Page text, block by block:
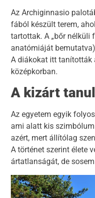
Az Archiginnasio
fából készült terem,
tartottak. A „bőr nélküli
anatómiáját
A diákokat itt tanították
középkorban.
A kizárt
Az egyetem egyik
ami alatt kis
azért, mert állítólag
A történet szerint élete
ártatlanságát, de